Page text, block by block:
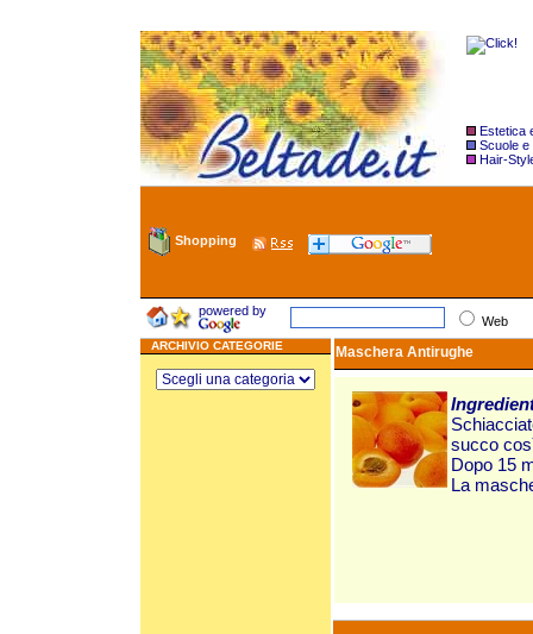
Estetica
Scuole e
Hair-
Shopping
powered by
Web
ARCHIVIO CATEGORIE Maschera Antirughe
succo
Dopo 15
La